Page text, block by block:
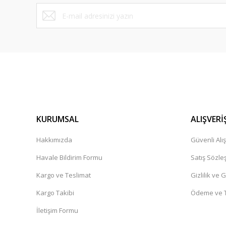
KURUMSAL
Hakkımızda
Havale Bildirim Formu
Kargo ve Teslimat
Kargo Takibi
İletişim Formu
Güvenli
Satış
Gizlilik ve
Ödeme ve